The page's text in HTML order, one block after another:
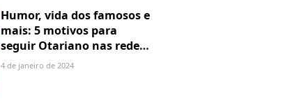
Humor, vida dos famosos e
mais: 5 motivos para
seguir Otariano nas redes
sociais
4 de janeiro de 2024